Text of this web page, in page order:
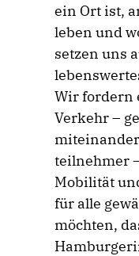
ein Ort ist,
leben und
setzen uns
Wir fordern
Verkehr –
teilnehmer
Mobilität
für alle
möchten,